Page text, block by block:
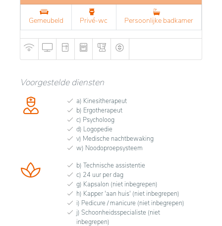
Gemeubeld Privé-wc Persoonlijke badkamer
Voorgestelde diensten
a) Kinesitherapeut
b) Ergotherapeut
c) Psycholoog
d) Logopedie
v) Medische nachtbewaking
w) Noodoproepsysteem
b) Technische assistentie
c) 24 uur per dag
g) Kapsalon (niet inbegrepen)
h) Kapper 'aan huis' (niet inbegrepen)
i) Pedicure / manicure (niet inbegrepen)
j) Schoonheidsspecialiste (niet
inbegrepen)